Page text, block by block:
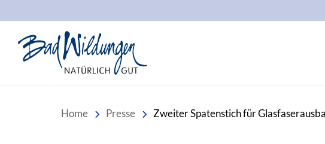
Home Presse Zweiter Spatenstich für